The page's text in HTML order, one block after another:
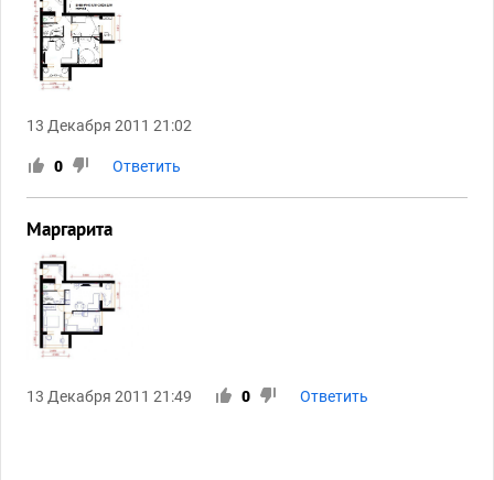
13 Декабря 2011 21:02
0 Ответить
Маргарита
13 Декабря 2011 21:49 0 Ответить